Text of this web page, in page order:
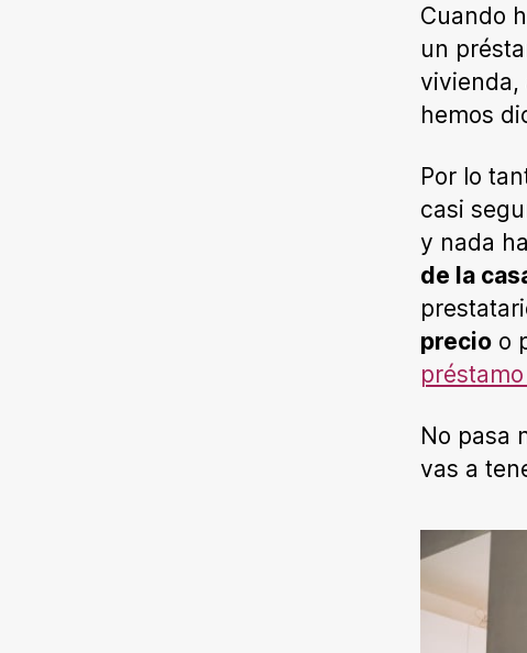
Cuando
un
vivienda,
hemos
Por lo
casi
y nada
de la
precio o
No pasa
vas a